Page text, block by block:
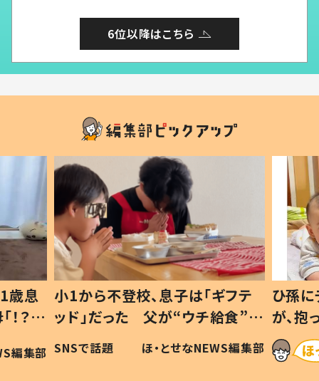
6位以降はこちら
フテ
食”を
編集部
ひ孫にデレデレな80歳じいじ
が、抱っこすると…ひ孫の反応に
「涙が出ました」「可愛くて仕方な
い」
ほ・とせなNEWS編集部